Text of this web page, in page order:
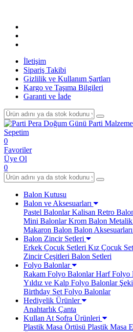
İletişim
Sipariş Takibi
Gizlilik ve Kullanım Şartları
Kargo ve Taşıma Bilgileri
Garanti ve İade
Sepetim
0
Favoriler
Üye Ol
0
Balon Kutusu
Balon ve Aksesuarları
Pastel BalonlarKalisan Retro
Mini BalonlarKrom Balon
Makaron Balon Balon Aksesuarları
Balon Zincir Setleri
Erkek Çocuk Setleri Kız Çocuk
Zincir Çeşitleri Balon Setleri
Folyo Balonlar
Rakam Folyo BalonlarHarf Folyo
Yıldız ve Kalp Folyo Balonlar
Birthday Set Folyo Balonlar
Hediyelik Ürünler
Anahtarlık Çanta
Kullan At Sofra Ürünleri
Plastik Masa Örtüsü Plastik Masa